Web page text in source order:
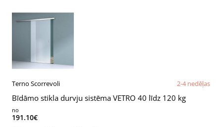
Terno Scorrevoli 2-4 nedēļas
Bīdāmo stikla durvju sistēma VETRO 40 līdz 120 kg
no
191.10€